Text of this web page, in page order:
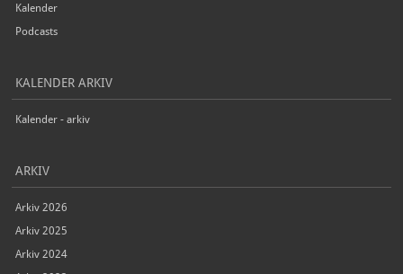
Kalender
Podcasts
KALENDER ARKIV
Kalender - arkiv
ARKIV
Arkiv 2026
Arkiv 2025
Arkiv 2024